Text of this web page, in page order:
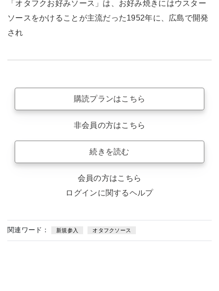
「オタフクお好みソース」は、お好み焼きにはウスター
ソースをかけることが主流だった1952年に、広島で開発
され
購読プランはこちら
非会員の方はこちら
続きを読む
会員の方はこちら
ログインに関するヘルプ
関連ワード： 新規参入 オタフクソース